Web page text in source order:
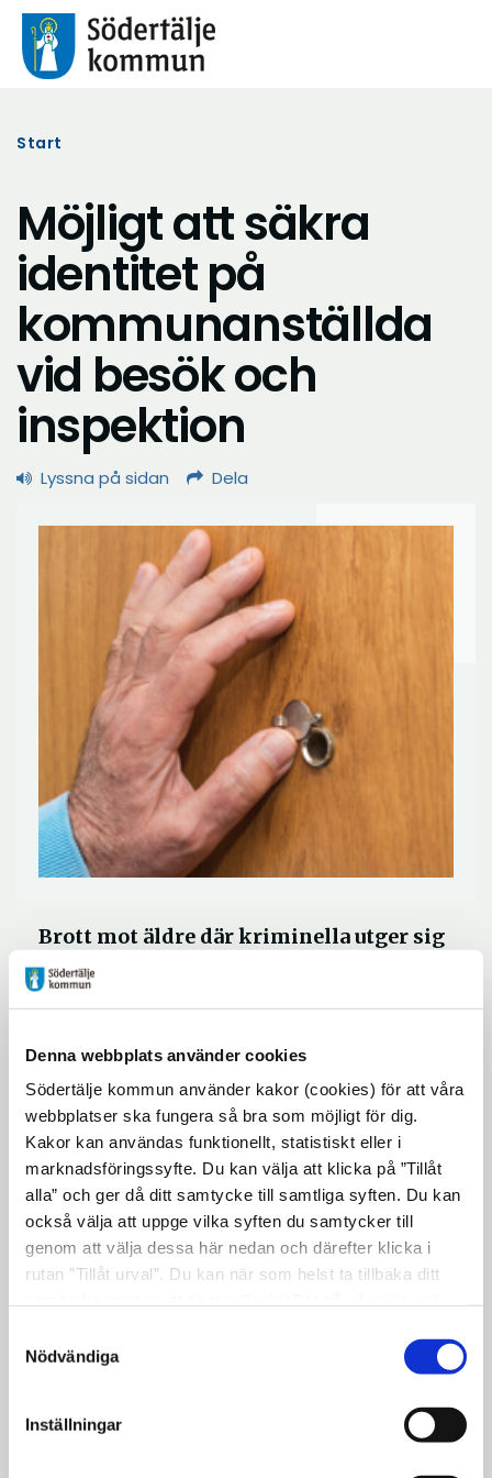
Denna webbplats använder cookies
Södertälje kommun använder kakor (cookies) för att våra
webbplatser ska fungera så bra som möjligt för dig.
Kakor kan användas funktionellt, statistiskt eller i
marknadsföringssyfte. Du kan välja att klicka på ”Tillåt
alla” och ger då ditt samtycke till samtliga syften. Du kan
också välja att uppge vilka syften du samtycker till
genom att välja dessa här nedan och därefter klicka i
rutan ”Tillåt urval”. Du kan när som helst ta tillbaka ditt
"Visa detaljer" kan du läsa om hur kakorna används och
hur vi och våra leverantörer inhämtar och behandlar
Nödvändiga
Inställningar
Start
Möjligt att säkra
identitet på
kommunanställda
vid besök och
inspektion
Lyssna på sidan Dela
Brott mot äldre där kriminella utger sig
för att vara en myndighetsrepresentant,
är ett bekymmer.
Vid olika former av tillsyn, kontroller och
besök är det viktigt att veta att våra
anställda oftast är bokade i förväg.
De flesta av våra anställda har
tjänstelegitimation. Skulle någon person
knacka på för att utföra ett arbete utan att
identifiera sig ska man alltid fråga om
personen.
grunder utger sig för att representera våra